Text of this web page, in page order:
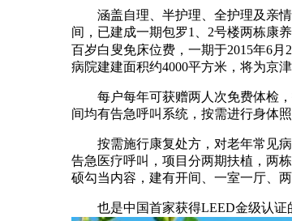
涵盖自理、半护理、全护理及亲情
间，已建成一期包罗1、2号楼两栋康
百岁白叟免床位费，一期于2015年6
病院建建面积约4000平方米，将为京
每户每年可获赠两人次免费体检，
间均有告急呼叫系统，按需进行身体
按需施行康复处方，对老年常见病
告急医疗呼叫，项目分两期扶植，两
硕勾当内容，建有开间、一室一厅、
也是中国首家获得LEED金级认证